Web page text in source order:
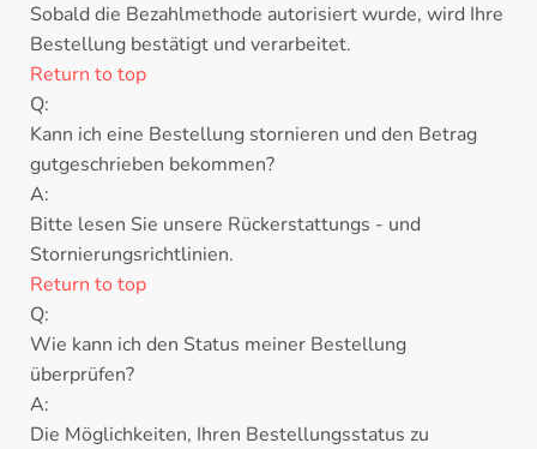
Sobald die Bezahlmethode autorisiert wurde, wird Ihre
Bestellung bestätigt und verarbeitet.
Return to top
Q:
Kann ich eine Bestellung stornieren und den Betrag
gutgeschrieben bekommen?
A:
Bitte lesen Sie unsere Rückerstattungs - und
Stornierungsrichtlinien.
Return to top
Q:
Wie kann ich den Status meiner Bestellung
überprüfen?
A:
Die Möglichkeiten, Ihren Bestellungsstatus zu